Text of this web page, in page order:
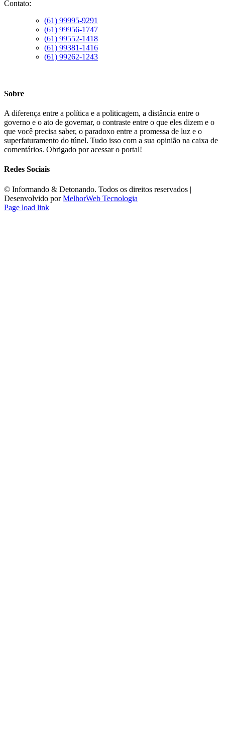
Contato:
(61) 99995-9291
(61) 99956-1747
(61) 99552-1418
(61) 99381-1416
(61) 99262-1243
Sobre
A diferença entre a política e a politicagem, a distância entre o
governo e o ato de governar, o contraste entre o que eles dizem e o
que você precisa saber, o paradoxo entre a promessa de luz e o
superfaturamento do túnel. Tudo isso com a sua opinião na caixa de
comentários. Obrigado por acessar o portal!
Redes Sociais
©️ Informando & Detonando. Todos os direitos reservados |
Desenvolvido porMelhorWeb Tecnologia
Page load link